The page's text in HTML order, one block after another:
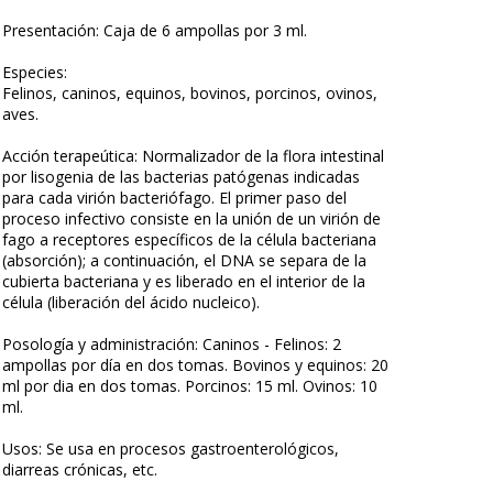
Presentación: Caja de 6 ampollas por 3 ml.
Especies:
Felinos, caninos, equinos, bovinos, porcinos, ovinos,
aves.
Acción terapeútica: Normalizador de la flora intestinal
por lisogenia de las bacterias patógenas indicadas
para cada virión bacteriófago. El primer paso del
proceso infectivo consiste en la unión de un virión de
fago a receptores específicos de la célula bacteriana
(absorción); a continuación, el DNA se separa de la
cubierta bacteriana y es liberado en el interior de la
célula (liberación del ácido nucleico).
Posología y administración: Caninos - Felinos: 2
ampollas por día en dos tomas. Bovinos y equinos: 20
ml por dia en dos tomas. Porcinos: 15 ml. Ovinos: 10
ml.
Usos: Se usa en procesos gastroenterológicos,
diarreas crónicas, etc.